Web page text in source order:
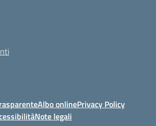
Albo onlinePrivacy Policy
Note legali